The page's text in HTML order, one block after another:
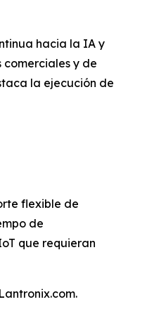
hacia la IA y
y de
la ejecución de
flexible de
de
que requieran